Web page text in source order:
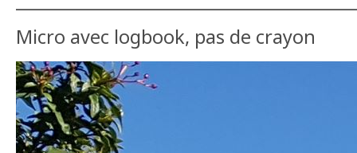
Micro avec logbook, pas de crayon